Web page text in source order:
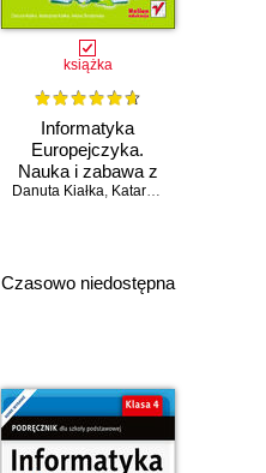
książka
Informatyka
Europejczyka.
Nauka i zabawa z
komputerem w
Danuta Kiałka, Katarzyna Kiałka
Czasowo niedostępna